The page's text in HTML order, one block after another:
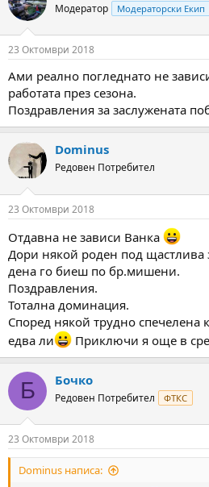
Модератор Модераторски Екип
23 Октомври 2018
Ами реално погледнато не
работата през сезона.
Поздравления за заслужената
Dominus
Редовен Потребител
23 Октомври 2018
Отдавна не зависи Ванка
Дори някой роден под щастлива
дена го биеш по бр.мишени.
Поздравления.
Тотална доминация.
Според някой трудно спечелена
едва ли
Приключи я още в
Б Бочко
Редовен Потребител ФТКС
23 Октомври 2018
Dominus написа: